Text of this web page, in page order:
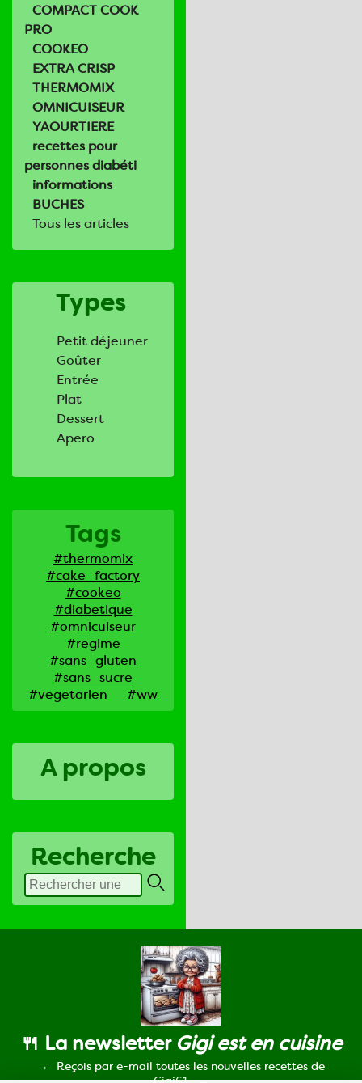
COMPACT COOK
PRO
COOKEO
EXTRA CRISP
THERMOMIX
OMNICUISEUR
YAOURTIERE
recettes pour
personnes diabéti
informations
BUCHES
Tous les articles
Types
Petit déjeuner
Goûter
Entrée
Plat
Dessert
Apero
Tags
#thermomix
#cake_factory
#cookeo
#diabetique
#omnicuiseur
#regime
#sans_gluten
#sans_sucre
#vegetarien
#ww
A propos
Recherche
🍴 La newsletter Gigi est en cuisine
Reçois par e-mail toutes les nouvelles recettes de